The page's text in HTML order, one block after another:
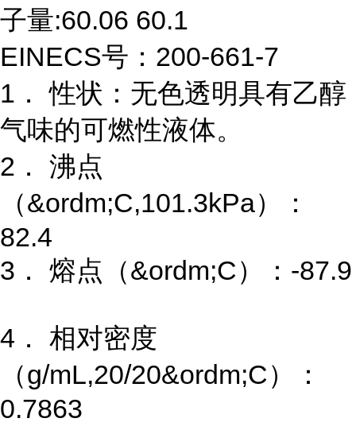
子量:60.06 60.1
EINECS号：200-661-7
1． 性状：无色透明具有乙醇
气味的可燃性液体。
2． 沸点
（&ordm;C,101.3kPa）：
82.4
3． 熔点（&ordm;C）：-87.9
4． 相对密度
（g/mL,20/20&ordm;C）：
0.7863